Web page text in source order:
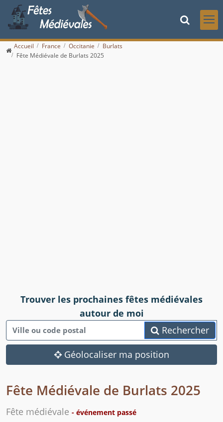
Accueil France Occitanie
Burlats
Fête Médiévale de Burlats 2025
Trouver les prochaines fêtes médiévales
autour de moi
Rechercher
Géolocaliser ma position
Fête Médiévale de Burlats 2025
Fête médiévale - événement passé